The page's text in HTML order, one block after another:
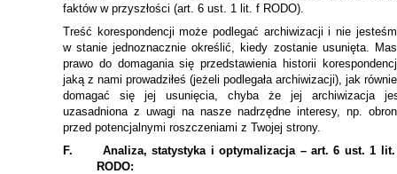
faktów w przyszłości (art. 6 ust. 1 lit. f RODO).
Treść korespondencji może podlegać archiwizacji i nie
w stanie jednoznacznie określić, kiedy zostanie usunięta.
prawo do domagania się przedstawienia historii
jaką z nami prowadziłeś (jeżeli podlegała archiwizacji), jak
domagać się jej usunięcia, chyba że jej archiwizacja
uzasadniona z uwagi na nasze nadrzędne interesy, np.
przed potencjalnymi roszczeniami z Twojej strony.
F.
Analiza, statystyka i optymalizacja – art. 6 ust. 1
RODO: